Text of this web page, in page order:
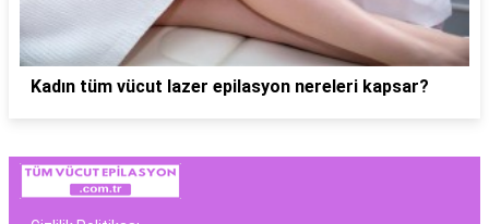
Kadın tüm vücut lazer epilasyon nereleri kapsar?